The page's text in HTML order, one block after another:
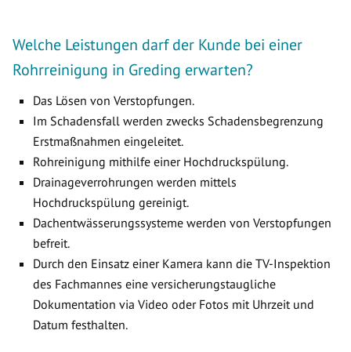
Welche Leistungen darf der Kunde bei einer
Rohrreinigung in Greding erwarten?
Das Lösen von Verstopfungen.
Im Schadensfall werden zwecks Schadensbegrenzung
Erstmaßnahmen eingeleitet.
Rohreinigung mithilfe einer Hochdruckspülung.
Drainageverrohrungen werden mittels
Hochdruckspülung gereinigt.
Dachentwässerungssysteme werden von Verstopfungen
befreit.
Durch den Einsatz einer Kamera kann die TV-Inspektion
des Fachmannes eine versicherungstaugliche
Dokumentation via Video oder Fotos mit Uhrzeit und
Datum festhalten.